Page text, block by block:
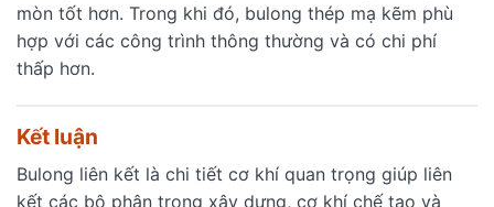
mòn tốt hơn. Trong khi đó, bulong thép mạ kẽm phù
hợp với các công trình thông thường và có chi phí
thấp hơn.
Kết luận
Bulong liên kết là chi tiết cơ khí quan trọng giúp liên
kết các bộ phận trong xây dựng, cơ khí chế tạo và